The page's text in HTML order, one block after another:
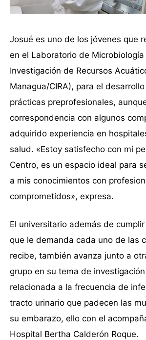
Josué es uno de los jóvenes que
en el Laboratorio de
Investigación de Recursos
Managua/CIRA), para el
prácticas preprofesionales,
correspondencia con algunos
adquirido experiencia en
salud. «Estoy satisfecho con mi
Centro, es un espacio ideal para
a mis conocimientos con
comprometidos», expresa.
El universitario además de
que le demanda cada uno de las
recibe, también avanza junto a
grupo en su tema de
relacionada a la frecuencia de
tracto urinario que padecen las
su embarazo, ello con el
Hospital Bertha Calderón Roque.